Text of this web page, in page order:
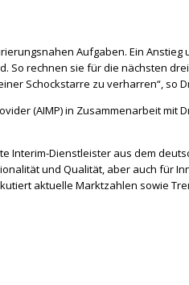
Aufgaben. Ein
rechnen sie für die nächsten
Schockstarre zu verharren“, so
(AIMP) in Zusammenarbeit
Interim-Dienstleister aus dem
und Qualität, aber auch für
aktuelle Marktzahlen sowie